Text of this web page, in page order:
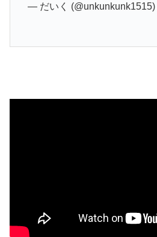
— だいく (@unkunkunk1515)